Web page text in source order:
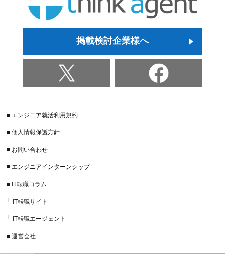
掲載検討企業様へ
■ エンジニア就活利用規約
■ 個人情報保護方針
■ お問い合わせ
■ エンジニアインターンシップ
■ IT転職コラム
└ IT転職サイト
└ IT転職エージェント
■ 運営会社